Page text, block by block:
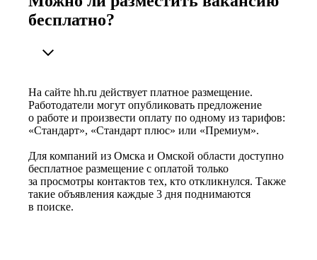
бесплатно?
На сайте hh.ru действует платное размещение.
Работодатели могут опубликовать предложение
о работе и произвести оплату по одному из тарифов:
«Стандарт», «Стандарт плюс» или «Премиум».
Для компаний из Омска и Омской области доступно
бесплатное размещение с оплатой только
за просмотры контактов тех, кто откликнулся. Также
такие объявления каждые 3 дня поднимаются
в поиске.